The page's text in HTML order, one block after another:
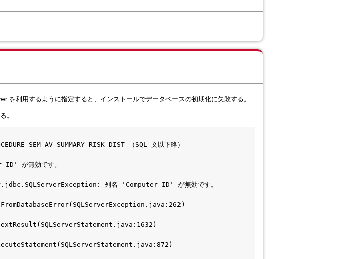
を利用するように指定すると、インストールでデータベースの初期化に失敗する。
。
SEM_AV_SUMMARY_RISK_DIST （SQL 文以下略）
が無効です。
列名 'Computer_ID' が無効です。